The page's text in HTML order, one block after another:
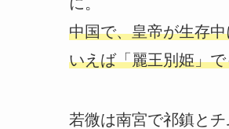
中国で、皇帝が生存
いえば「麗王別姫」
若微は南宮で祁鎮と